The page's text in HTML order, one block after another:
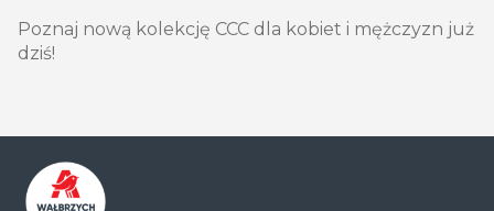
Poznaj nową kolekcję CCC dla kobiet i mężczyzn już
dziś!